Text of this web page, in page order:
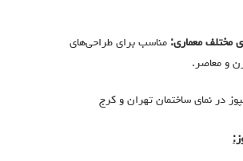
مختلف معماری: مناسب برای طراحی‌های
و معاصر.